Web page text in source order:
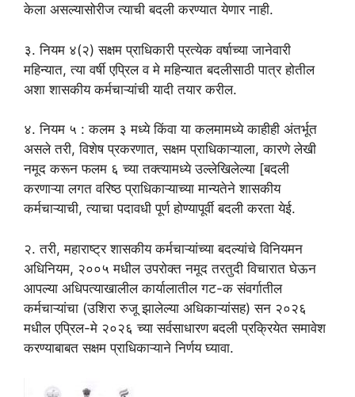
केला असल्यासोरीज त्याची बदली करण्यात येणार नाही.
३. नियम ४(२) सक्षम प्राधिकारी प्रत्येक वर्षाच्या जानेवारी
महिन्यात, त्या वर्षी एप्रिल व मे महिन्यात बदलीसाठी पात्र होतील
अशा शासकीय कर्मचाऱ्यांची यादी तयार करील.
४. नियम ५ : कलम ३ मध्ये किंवा या कलमामध्ये काहीही अंतर्भूत
असले तरी, विशेष प्रकरणात, सक्षम प्राधिकाऱ्याला, कारणे लेखी
नमूद करून फलम ६ च्या तक्त्यामध्ये उल्लेखिलेल्या [बदली
करणाऱ्या लगत वरिष्ठ प्राधिकाऱ्याच्या मान्यतेने शासकीय
कर्मचाऱ्याची, त्याचा पदावधी पूर्ण होण्यापूर्वी बदली करता येई.
२. तरी, महाराष्ट्र शासकीय कर्मचाऱ्यांच्या बदल्यांचे विनियमन
अधिनियम, २००५ मधील उपरोक्त नमूद तरतुदी विचारात घेऊन
आपल्या अधिपत्याखालील कार्यालातील गट-क संवर्गातील
कर्मचाऱ्यांचा (उशिरा रुजू झालेल्या अधिकाऱ्यांसह) सन २०२६
मधील एप्रिल-मे २०२६ च्या सर्वसाधारण बदली प्रक्रियेत समावेश
करण्याबाबत सक्षम प्राधिकाऱ्याने निर्णय घ्यावा.